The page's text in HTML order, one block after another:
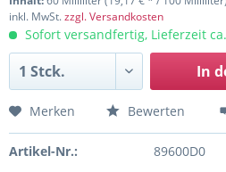
inkl. MwSt.zzgl. Versandkosten
Sofort versandfertig, Lieferzeit
In
Merken Bewerten
Artikel-Nr.: 89600D0